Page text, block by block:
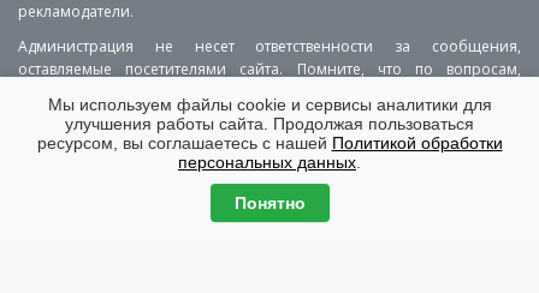
рекламодатели.
Администрация не несет ответственности за сообщения,
оставляемые посетителями сайта. Помните, что по вопросам,
РЕКЛАМА О ПРОЕКТЕ
КОНТАКТЫ
ПОЛИТИКА КОНФИДЕНЦИАЛЬНОСТИ
ВЕРСИЯ ДЛЯ КОМПЬЮТЕРА
Мы используем файлы cookie и сервисы аналитики для
улучшения работы сайта. Продолжая пользоваться
ресурсом, вы соглашаетесь с нашей Политикой обработки
персональных данных
Понятно